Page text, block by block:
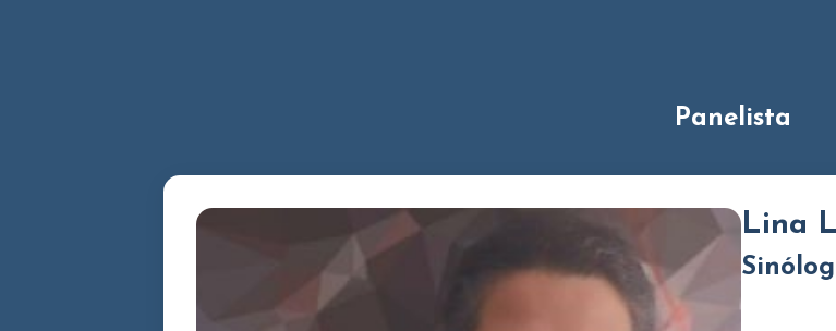
Panelista
Lina